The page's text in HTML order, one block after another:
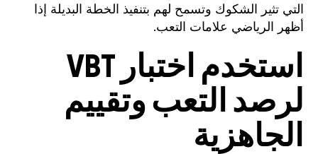
التي تثير الشكوك وتسمح لهم بتنفيذ الخطة البديلة إذا
أظهر الرياضي علامات التعب.
استخدم اختبار VBT
لرصد التعب وتقييم
الجاهزية